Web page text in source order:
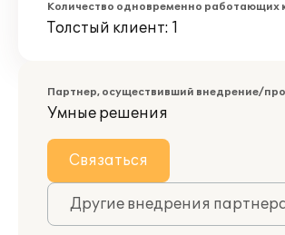
Количество одновременно работающих
Толстый клиент: 1
Партнер, осуществивший внедрение/
Умные решения
Связаться
Другие внедрения